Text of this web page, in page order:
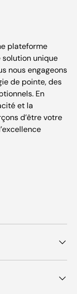
plateforme
unique
nous engageons
de pointe, des
En
et la
d’être votre